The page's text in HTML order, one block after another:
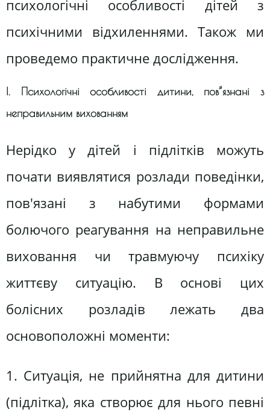
психологічні особливості дітей з
психічними відхиленнями. Також ми
проведемо практичне дослідження.
І. Психологічні особливості дитини, пов”язнані з
неправильним вихованням
Нерідко у дітей і підлітків можуть
почати виявлятися розлади поведінки,
пов'язані з набутими формами
болючого реагування на неправильне
виховання чи травмуючу психіку
життєву ситуацію. В основі цих
болісних розладів лежать два
основоположні моменти:
1. Ситуація, не прийнятна для дитини
(підлітка), яка створює для нього певні